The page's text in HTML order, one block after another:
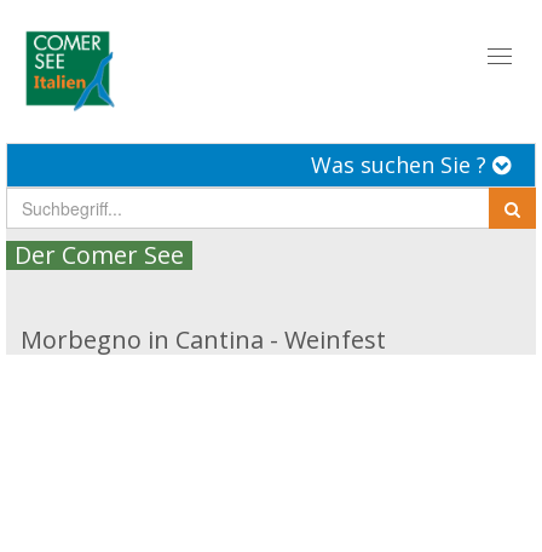
Was suchen Sie ?
Der Comer See
Morbegno in Cantina - Weinfest